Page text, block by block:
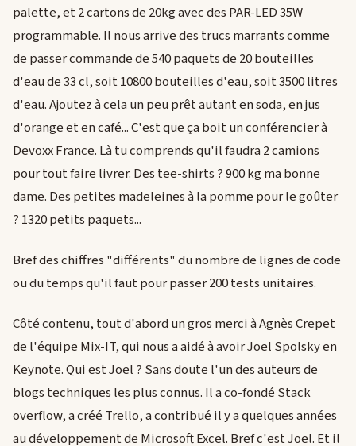
palette, et 2 cartons de 20kg avec des PAR-LED 35W
programmable. Il nous arrive des trucs marrants comme
de passer commande de 540 paquets de 20 bouteilles
d'eau de 33 cl, soit 10800 bouteilles d'eau, soit 3500 litres
d'eau. Ajoutez à cela un peu prêt autant en soda, en jus
d'orange et en café... C'est que ça boit un conférencier à
Devoxx France. Là tu comprends qu'il faudra 2 camions
pour tout faire livrer. Des tee-shirts ? 900 kg ma bonne
dame. Des petites madeleines à la pomme pour le goûter
? 1320 petits paquets...
Bref des chiffres "différents" du nombre de lignes de code
ou du temps qu'il faut pour passer 200 tests unitaires.
Côté contenu, tout d'abord un gros merci à Agnès Crepet
de l'équipe Mix-IT, qui nous a aidé à avoir Joel Spolsky en
Keynote. Qui est Joel ? Sans doute l'un des auteurs de
blogs techniques les plus connus. Il a co-fondé Stack
overflow, a créé Trello, a contribué il y a quelques années
au développement de Microsoft Excel. Bref c'est Joel. Et il